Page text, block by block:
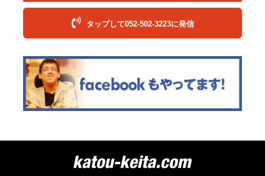
タップして052-502-3223に発信